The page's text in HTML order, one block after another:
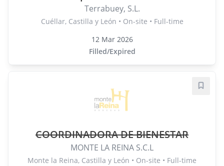
Terrabuey, S.L.
Cuéllar, Castilla y León • On-site • Full-time
12 Mar 2026
Filled/Expired
COORDINADORA DE BIENESTAR
MONTE LA REINA S.C.L
Monte la Reina, Castilla y León • On-site • Full-time
Save